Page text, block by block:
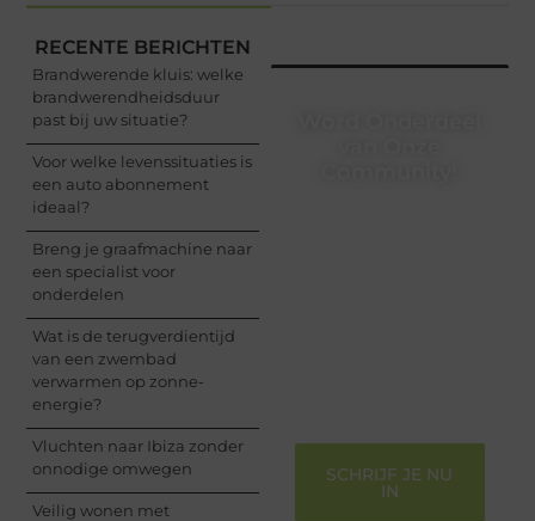
RECENTE BERICHTEN
Brandwerende kluis: welke
brandwerendheidsduur
past bij uw situatie?
Voor welke levenssituaties is
een auto abonnement
ideaal?
Breng je graafmachine naar
een specialist voor
onderdelen
Wat is de terugverdientijd
van een zwembad
verwarmen op zonne-
energie?
Vluchten naar Ibiza zonder
onnodige omwegen
Veilig wonen met
SCHRIJF JE NU
IN